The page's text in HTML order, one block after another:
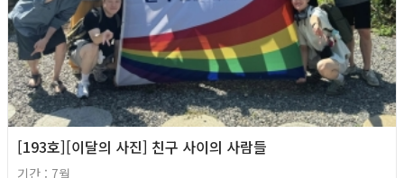
[193호][이달의 사진] 친구 사이의 사람들
기간 : 7월